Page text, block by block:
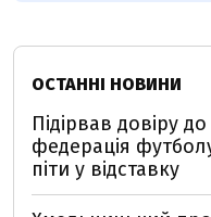
ОСТАННІ НОВИНИ
Підірвав довіру
федерація
піти у відставку